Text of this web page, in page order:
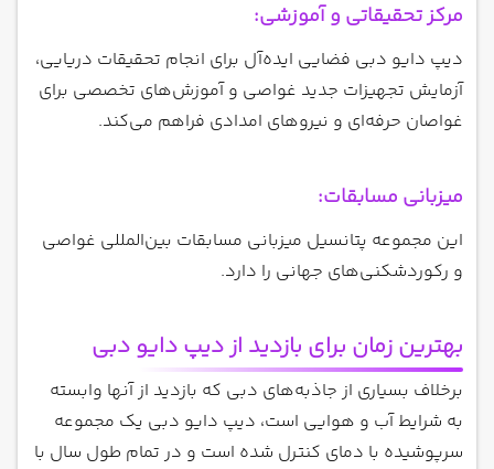
مرکز تحقیقاتی و آموزشی:
دیپ دایو دبی فضایی ایده‌آل برای انجام تحقیقات دریایی،
آزمایش تجهیزات جدید غواصی و آموزش‌های تخصصی برای
غواصان حرفه‌ای و نیروهای امدادی فراهم می‌کند.
میزبانی مسابقات:
این مجموعه پتانسیل میزبانی مسابقات بین‌المللی غواصی
و رکوردشکنی‌های جهانی را دارد.
بهترین زمان برای بازدید از دیپ دایو دبی
برخلاف بسیاری از جاذبه‌های دبی که بازدید از آنها وابسته
به شرایط آب و هوایی است، دیپ دایو دبی یک مجموعه
سرپوشیده با دمای کنترل شده است و در تمام طول سال با